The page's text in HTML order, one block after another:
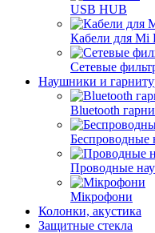
USB HUB
Кабели для Mi
Сетевые
Наушники и
Bluetooth
Беспроводные
Проводные
Мікрофони
Колонки, акустика
Защитные стекла